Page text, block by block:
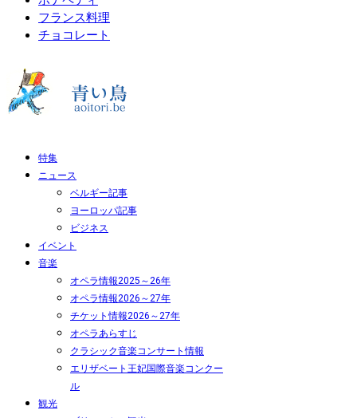
フランス料理
チョコレート
特集
ニュース
ベルギー記事
ヨーロッパ記事
ビジネス
イベント
音楽
オペラ情報2025～26年
オペラ情報2026～27年
チケット情報2026～27年
オペラあらすじ
クラシック音楽コンサート情報
エリザベート王妃国際音楽コンクー
ル
観光